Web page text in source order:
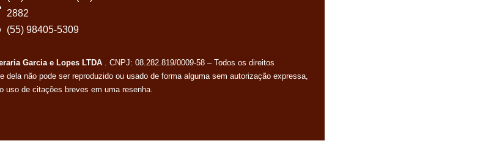
2882
(55) 98405-5309
Garcia e Lopes LTDA . CNPJ: 08.282.819/0009-58 – Todos os direitos
dela não pode ser reproduzido ou usado de forma alguma sem autorização expressa,
uso de citações breves em uma resenha.